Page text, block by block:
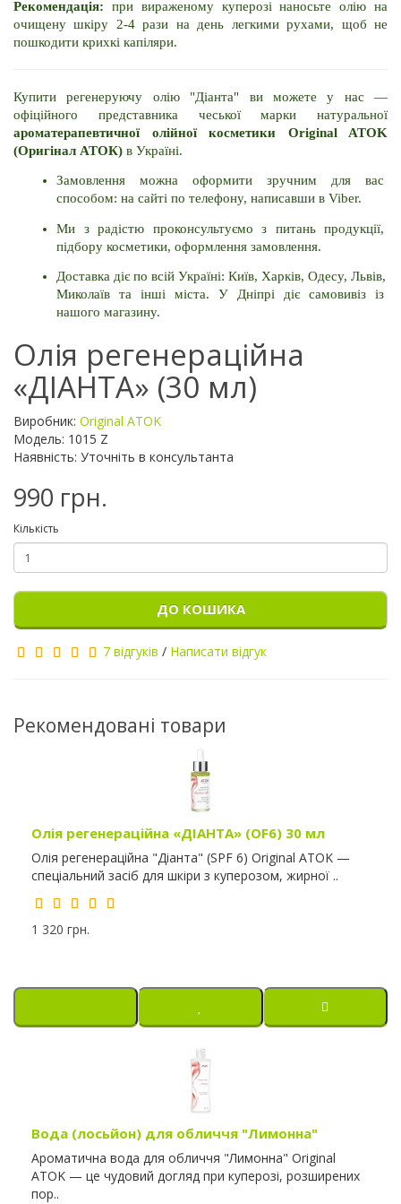
Рекомендація: при вираженому куперозі наносьте олію на
очищену шкіру 2-4 рази на день легкими рухами, щоб не
пошкодити крихкі капіляри.
Купити регенеруючу олію "Діанта" ви можете у нас —
ароматерапевтичної олійної косметики Original ATOK
(Оригінал АТОК) в Україні.
Замовлення можна оформити зручним для вас
способом: на сайті по телефону, написавши в Viber.
Ми з радістю проконсультуємо з питань продукції,
підбору косметики, оформлення замовлення.
Доставка діє по всій Україні: Київ, Харків, Одесу, Львів,
Миколаїв та інші міста. У Дніпрі діє самовивіз із
нашого магазину.
Олія регенераційна
«ДІАНТА» (30 мл)
Виробник: Original ATOK
Модель: 1015 Z
Наявність: Уточніть в консультанта
990 грн.
Кількість
ДО КОШИКА
7 відгуків / Написати відгук
Рекомендовані товари
Олія регенераційна «ДІАНТА» (OF6) 30 мл
Олія регенераційна "Діанта" (SPF 6) Original ATOK —
спеціальний засіб для шкіри з куперозом, жирної ..
1 320 грн.
Вода (лосьйон) для обличчя "Лимонна"
Ароматична вода для обличчя "Лимонна" Original
ATOK — це чудовий догляд при куперозі, розширених
пор..